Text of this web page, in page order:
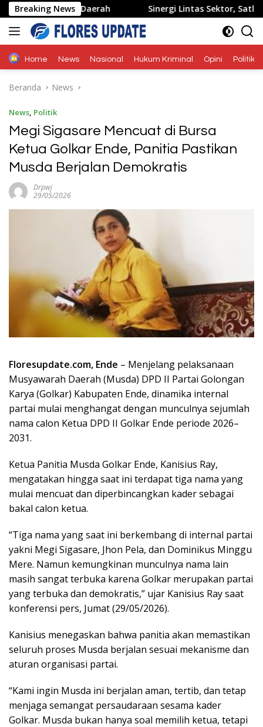
Langsung
ke
konten
Breaking News
Daerah Sinergi Lintas Sektor, Satlantas Polres
Home News Nasional Hukum Kriminal Opini Politik
Beranda News
News, Politik
Megi Sigasare Mencuat di Bursa
Ketua Golkar Ende, Panitia Pastikan
Musda Berjalan Demokratis
Drpwj
29/05/2026
Floresupdate.com, Ende – Menjelang pelaksanaan
Musyawarah Daerah (Musda) DPD II Partai Golongan
Karya (Golkar) Kabupaten Ende, dinamika internal
partai mulai menghangat dengan munculnya sejumlah
nama calon Ketua DPD II Golkar Ende periode 2026–
2031.
Ketua Panitia Musda Golkar Ende, Kanisius Ray,
mengatakan hingga saat ini terdapat tiga nama yang
mulai mencuat dan diperbincangkan kader sebagai
bakal calon ketua.
“Tiga nama yang saat ini berkembang di internal partai
yakni Megi Sigasare, Jhon Pela, dan Dominikus Minggu
Mere. Namun kemungkinan munculnya nama lain
masih sangat terbuka karena Golkar merupakan partai
yang terbuka dan demokratis,” ujar Kanisius Ray saat
konferensi pers, Jumat (29/05/2026).
Kanisius menegaskan bahwa panitia akan memastikan
seluruh proses Musda berjalan sesuai mekanisme dan
aturan organisasi partai.
“Kami ingin Musda ini berjalan aman, tertib, dan tetap
menjaga semangat persaudaraan sesama kader
Golkar. Musda bukan hanya soal memilih ketua, tetapi